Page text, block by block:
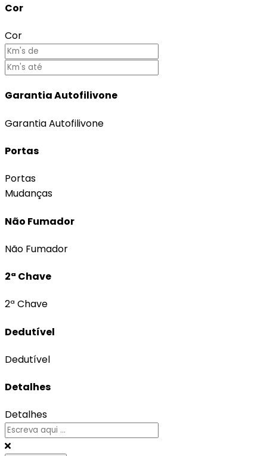
Cor
Cor
Garantia Autofilivone
Garantia Autofilivone
Portas
Portas
Mudanças
Não Fumador
Não Fumador
2ª Chave
2ª Chave
Dedutível
Dedutível
Detalhes
Detalhes